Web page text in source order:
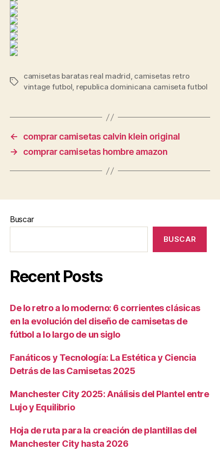
Etiquetas
camisetas baratas real madrid, camisetas retro
vintage futbol, republica dominicana camiseta futbol
←
comprar camisetas calvin klein original
→
comprar camisetas hombre amazon
Buscar
BUSCAR
Recent Posts
De lo retro a lo moderno: 6 corrientes clásicas
en la evolución del diseño de camisetas de
fútbol a lo largo de un siglo
Fanáticos y Tecnología: La Estética y Ciencia
Detrás de las Camisetas 2025
Manchester City 2025: Análisis del Plantel entre
Lujo y Equilibrio
Hoja de ruta para la creación de plantillas del
Manchester City hasta 2026